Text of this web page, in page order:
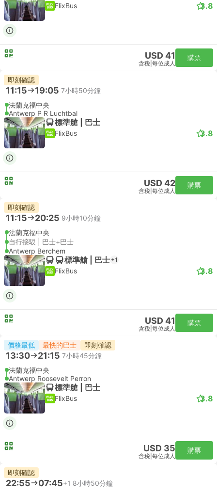
FlixBus 3.8
USD 41
含税 每位成人
購票
即刻確認
11:15 19:05 7小時50分鐘
法蘭克福中央
Antwerp P R Luchtbal
標準艙 | 巴士
FlixBus 3.8
USD 42
含税 每位成人
購票
即刻確認
11:15 20:25 9小時10分鐘
法蘭克福中央
自行接駁 | 巴士+巴士
Antwerp Berchem
標準艙 | 巴士 +1
FlixBus 3.8
USD 41
含税 每位成人
購票
價格最低 最快的巴士 即刻確認
13:30 21:15 7小時45分鐘
法蘭克福中央
Antwerp Roosevelt Perron
標準艙 | 巴士
FlixBus 3.8
USD 35
含税 每位成人
購票
即刻確認
22:55 07:45+1 8小時50分鐘